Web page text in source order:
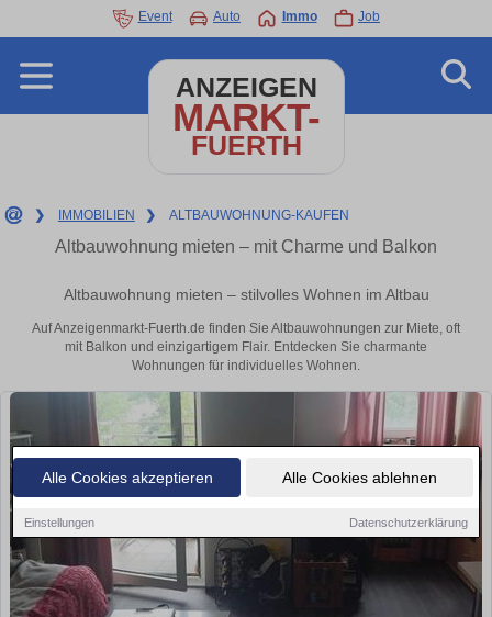
Alle Cookies akzeptieren Alle Cookies ablehnen
Einstellungen Datenschutzerklärung
Event Auto Immo Job
ANZEIGEN
MARKT-
FUERTH
❯ IMMOBILIEN ❯ ALTBAUWOHNUNG-KAUFEN
Altbauwohnung mieten – mit Charme und Balkon
Altbauwohnung mieten – stilvolles Wohnen im Altbau
Auf Anzeigenmarkt-Fuerth.de finden Sie Altbauwohnungen zur Miete, oft
mit Balkon und einzigartigem Flair. Entdecken Sie charmante
Wohnungen für individuelles Wohnen.